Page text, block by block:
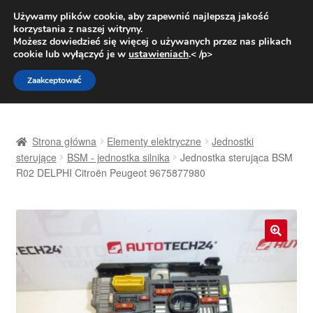
DOSTAWA od 31 zł
Pn.-pt. 9:00-16:00800 003 167
Przejdź
do
nawigacji
Przejdź
do
treści
Dostawa
Strona główna Elementy elektryczne
Jednostki
sterujące
BSM - jednostka silnika
Jednostka sterująca BSM
R02 DELPHI Citroën Peugeot 9675877980
🔍
Używamy plików cookie, aby zapewnić najlepszą jakość
korzystania z naszej witryny.
Możesz dowiedzieć się więcej o używanych przez nas plikach
cookie lub wyłączyć je w ustawieniach.< /p>
Zaakceptować